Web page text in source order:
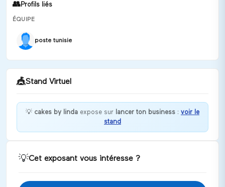
👥Profils liés
ÉQUIPE
poste tunisie
🎪Stand Virtuel
Bienvenue chez cakes by linda !
💡 cakes by linda expose sur lancer ton business : voir le
stand
💡Cet exposant vous intéresse ?